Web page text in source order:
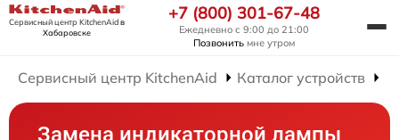
Сервисный центр KitchenAidв
Хабаровске
+7 (800) 301-67-48
Ежедневно с 9:00 до 21:00
Позвонить мне утром
Сервисный центр KitchenAid Каталог устройств
Замена индикаторной лампы